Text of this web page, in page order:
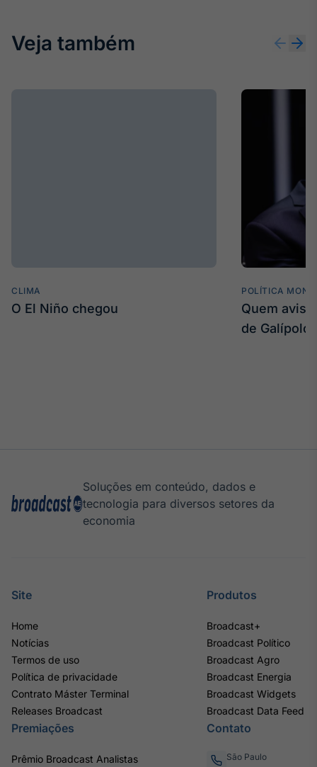
Veja também
CLIMA
O El Niño chegou
POLÍTICA
Quem
de Galípolo
Soluções em conteúdo, dados e
tecnologia para diversos setores da
economia
Site
Home
Notícias
Termos de uso
Política de privacidade
Contrato Máster Terminal
Releases Broadcast
Produtos
Broadcast+
Broadcast Político
Broadcast Agro
Broadcast Energia
Broadcast Widgets
Broadcast Data Feed
Premiações
Prêmio Broadcast Analistas
Contato
São Paulo